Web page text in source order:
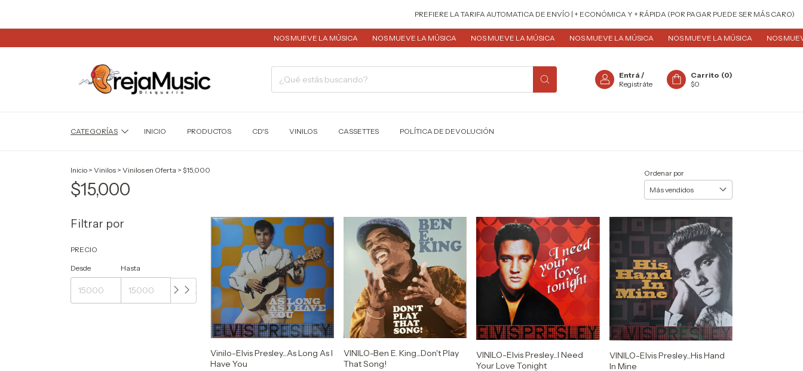
PREFIERE LA TARIFA AUTOMATICA DE ENVÍO | + ECONÓMICA Y + RÁPIDA (POR PAGAR PUEDE SER MÁS CARO)
NOS MUEVE LA MÚSICA NOS MUEVE LA MÚSICA NOS MUEVE LA MÚSICA NOS MUEVE LA MÚSICA NOS MUEVE LA MÚSICA NOS MUEVE
Entrá /
Registráte
Carrito (0)
$0
CATEGORÍAS INICIO PRODUCTOS CD'S VINILOS CASSETTES POLÍTICA DE DEVOLUCIÓN
Inicio > Vinilos > Vinilos en Oferta > $15,000
$15,000
Ordenar por
Filtrar por
PRECIO
Desde Hasta
Vinilo-Elvis Presley...As Long As I
Have You
VINILO-Ben E. King...Don't Play
That Song!
VINILO-Elvis Presley...I Need
Your Love Tonight
VINILO-Elvis Presley...His Hand
In Mine